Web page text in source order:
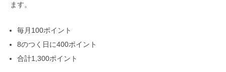
ます。
毎月100ポイント
8のつく日に400ポイント
合計1,300ポイント